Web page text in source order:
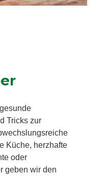
Tricks zur
Küche, herzhafte
oder
geben wir den